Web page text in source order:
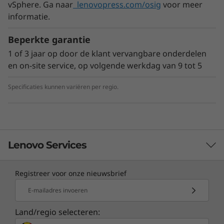
te maximaliseren, en de server is
geoptimaliseerd voor het parallel verwerken
performance computing maakt de ST550
ideaal voor virtualisatie, VDI en private cloud.
Flexibele storage
vSphere. Ga naar lenovopress.com/osig voor meer
informatie.
Beperkte garantie
1 of 3 jaar op door de klant vervangbare onderdelen
en on-site service, op volgende werkdag van 9 tot 5
Specificaties kunnen variëren per regio.
Lenovo Services
TruScale Infrastructure Services
Lenovo TruScale is een as-a-service, cloudachtige
ervaring met beveiliging en beheer op locatie. Het
Registreer voor onze nieuwsbrief
E-mailadres invoeren
Land/regio selecteren: